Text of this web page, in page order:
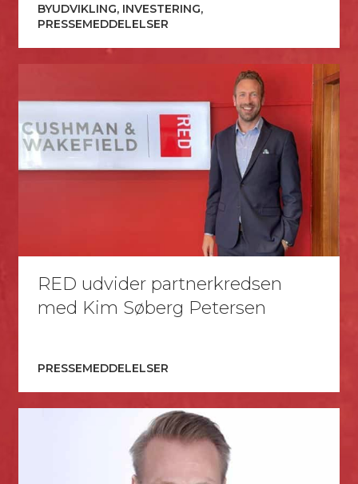
BYUDVIKLING, INVESTERING,
PRESSEMEDDELELSER
RED udvider partnerkredsen
med Kim Søberg Petersen
PRESSEMEDDELELSER